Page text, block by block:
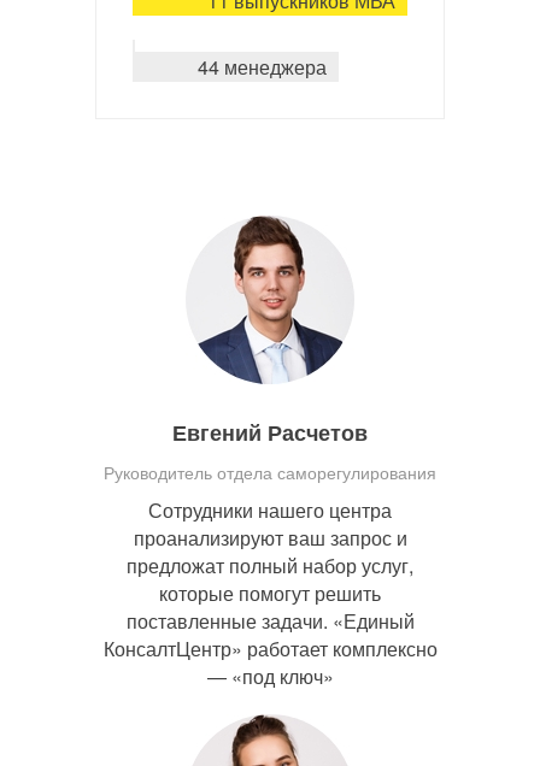
44 менеджера
Евгений Расчетов
Руководитель отдела саморегулирования
Сотрудники нашего центра
проанализируют ваш запрос и
предложат полный набор услуг,
которые помогут решить
поставленные задачи. «Единый
КонсалтЦентр» работает комплексно
— «под ключ»